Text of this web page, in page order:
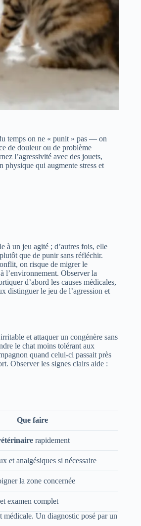
temps on ne « punit » pas — on
de douleur ou de problème
l’agressivité avec des jouets,
physique qui augmente stress et
à un jeu agité ; d’autres fois, elle
plutôt que de punir sans réfléchir.
on risque de migrer le
l’environnement. Observer la
d’abord les causes médicales,
distinguer le jeu de l’agression et
et attaquer un congénère sans
le chat moins tolérant aux
quand celui-ci passait près
Observer les signes clairs aide :
Que faire
rapidement
et analgésiques si nécessaire
la zone concernée
examen complet
médicale. Un diagnostic posé par un